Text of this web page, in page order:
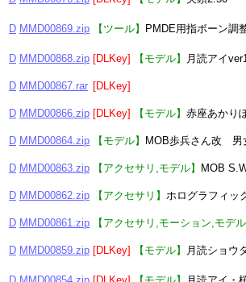
D MMD00869.zip 【ツール】 PMDE用指ボーン調
D MMD00868.zip [DLKey] 【モデル】 月読アイ
D MMD00867.rar [DLKey]
D MMD00866.zip [DLKey] 【モデル】 赤座あかり
D MMD00864.zip 【モデル】 MOB歩兵さん改 男
D MMD00863.zip 【アクセサリ,モデル】 MOB
D MMD00862.zip 【アクセサリ】 ホログラフィッ
D MMD00861.zip 【アクセサリ,モーション,モデル
D MMD00859.zip [DLKey] 【モデル】 月読ショウ